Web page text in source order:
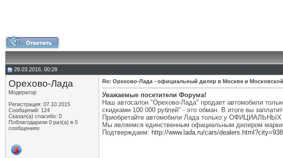
28.03.2016, 00:28
Орехово-Лада
Модератор
Регистрация: 07.10.2015
Сообщений: 124
Сказал(а) спасибо: 0
Поблагодарили 0 раз(а) в 0
сообщениях
Re: Орехово-Лада - официальный дилер в Москве и Московской
Уважаемые посетители Форума!
Наш автосалон "Орехово-Лада" продает автомобили
скидками 100 000 рублей" - это обман. В итоге вы
Приобретайте автомобили Лада только у ОФИЦИАЛЬНЫХ
Мы являемся единственным официальным дилером
Подтверждаем: http://www.lada.ru/cars/